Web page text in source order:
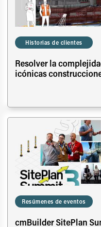
Historias de clientes
Resolver la
icónicas
Resúmenes de eventos
cmBuilder SitePlan